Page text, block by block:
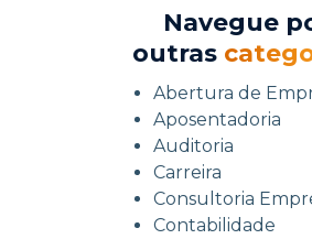
Navegue
outras
Abertura de
Aposentadoria
Auditoria
Carreira
Consultoria
Contabilidade